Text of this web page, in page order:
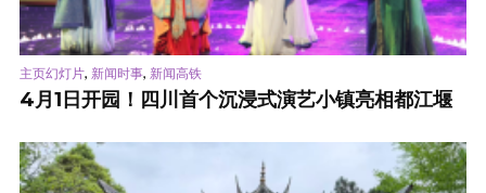
主页幻灯片, 新闻时事, 新闻高铁
4月1日开园！四川首个沉浸式演艺小镇亮相都江堰